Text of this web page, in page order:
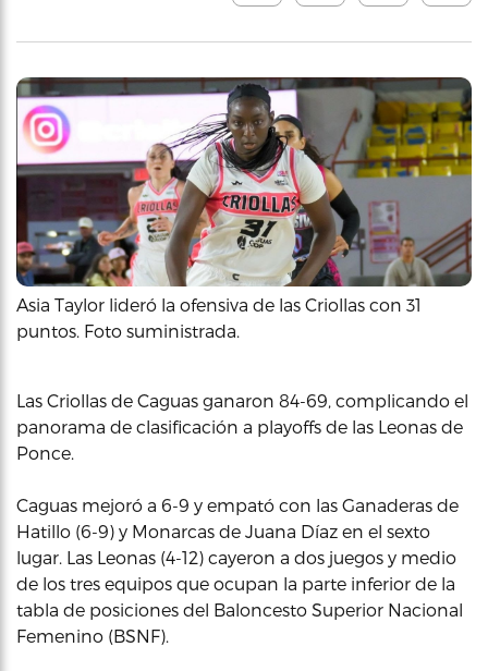
Asia Taylor lideró la ofensiva de las Criollas con 31
puntos. Foto suministrada.
Las Criollas de Caguas ganaron 84-69, complicando el
panorama de clasificación a playoffs de las Leonas de
Ponce.
Caguas mejoró a 6-9 y empató con las Ganaderas de
Hatillo (6-9) y Monarcas de Juana Díaz en el sexto
lugar. Las Leonas (4-12) cayeron a dos juegos y medio
de los tres equipos que ocupan la parte inferior de la
tabla de posiciones del Baloncesto Superior Nacional
Femenino (BSNF).